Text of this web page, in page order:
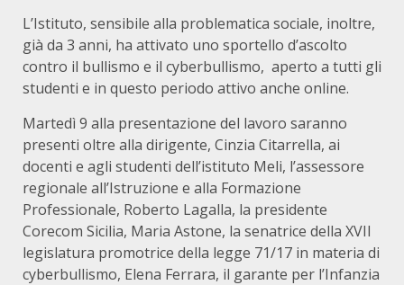
L’Istituto, sensibile alla problematica sociale, inoltre,
già da 3 anni, ha attivato uno sportello d’ascolto
contro il bullismo e il cyberbullismo, aperto a tutti gli
studenti e in questo periodo attivo anche online.
Martedì 9 alla presentazione del lavoro saranno
presenti oltre alla dirigente, Cinzia Citarrella, ai
docenti e agli studenti dell’istituto Meli, l’assessore
regionale all’Istruzione e alla Formazione
Professionale, Roberto Lagalla, la presidente
Corecom Sicilia, Maria Astone, la senatrice della XVII
legislatura promotrice della legge 71/17 in materia di
cyberbullismo, Elena Ferrara, il garante per l’Infanzia